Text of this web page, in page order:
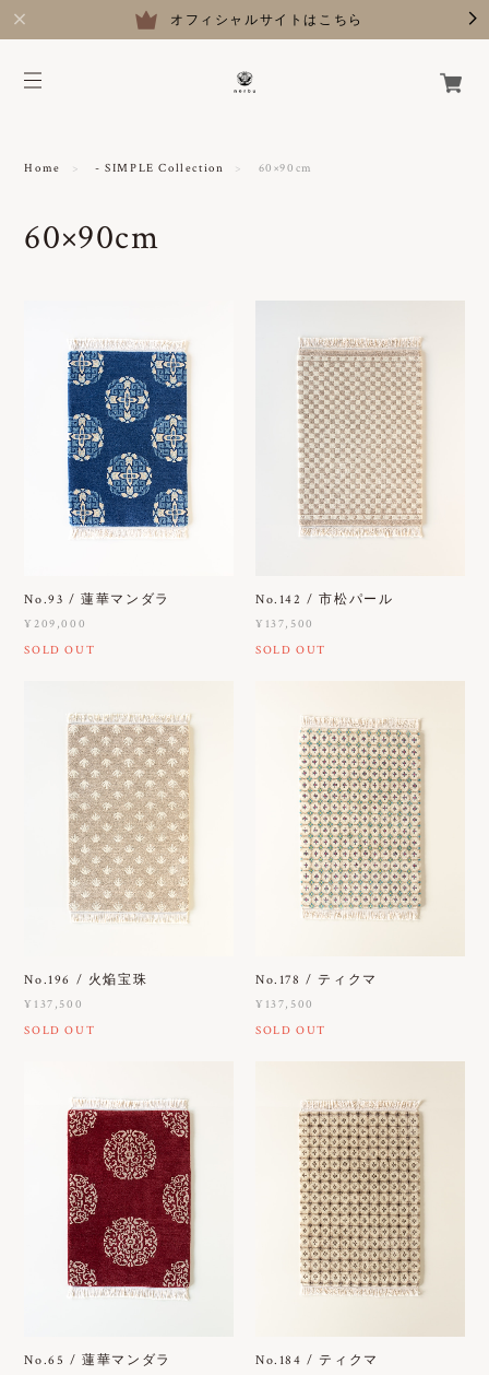
オフィシャルサイトはこちら
Home - SIMPLE Collection 60×90cm
60×90cm
No.93 / 蓮華マンダラ
¥209,000
SOLD OUT
No.142 / 市松パール
¥137,500
SOLD OUT
No.196 / 火焔宝珠
¥137,500
SOLD OUT
No.178 / ティクマ
¥137,500
SOLD OUT
No.65 / 蓮華マンダラ No.184 / ティクマ